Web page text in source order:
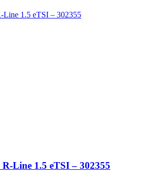
Line 1.5 eTSI – 302355